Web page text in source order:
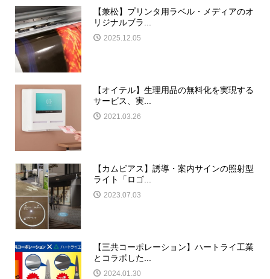
【兼松】プリンタ用ラベル・メディアのオ
リジナルブラ...
2025.12.05
【オイテル】生理用品の無料化を実現する
サービス、実...
2021.03.26
【カムビアス】誘導・案内サインの照射型
ライト「ロゴ...
2023.07.03
【三共コーポレーション】ハートライ工業
とコラボした...
2024.01.30